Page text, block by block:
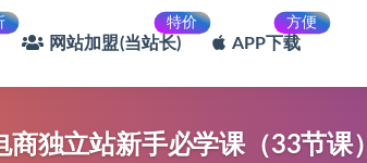
网站加盟(当站长)
特价
APP下载
方便
独立站新手必学课（33节课）